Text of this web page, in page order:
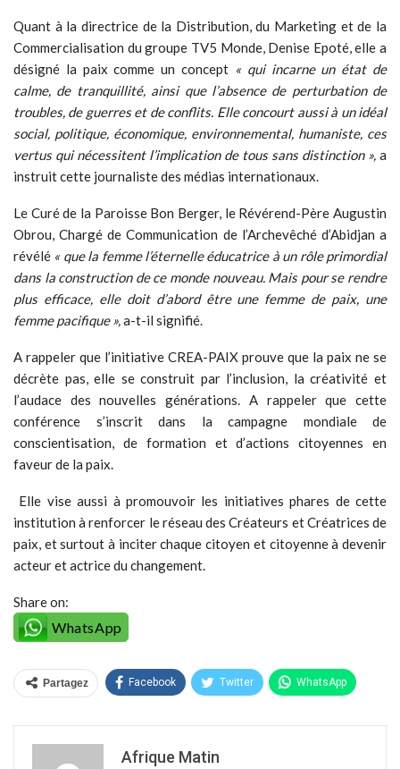
Quant à la directrice de la Distribution, du Marketing et de la
Commercialisation du groupe TV5 Monde, Denise Epoté, elle a
désigné la paix comme un concept « qui incarne un état de
calme, de tranquillité, ainsi que l’absence de perturbation de
troubles, de guerres et de conflits. Elle concourt aussi à un idéal
social, politique, économique, environnemental, humaniste, ces
vertus qui nécessitent l’implication de tous sans distinction », a
instruit cette journaliste des médias internationaux.
Le Curé de la Paroisse Bon Berger, le Révérend-Père Augustin
Obrou, Chargé de Communication de l’Archevêché d’Abidjan a
révélé « que la femme l’éternelle éducatrice à un rôle primordial
dans la construction de ce monde nouveau. Mais pour se rendre
plus efficace, elle doit d’abord être une femme de paix, une
femme pacifique »,a-t-il signifié.
A rappeler que l’initiative CREA-PAIX prouve que la paix ne se
décrète pas, elle se construit par l’inclusion, la créativité et
l’audace des nouvelles générations. A rappeler que cette
conférence s’inscrit dans la campagne mondiale de
conscientisation, de formation et d’actions citoyennes en
faveur de la paix.
Elle vise aussi à promouvoir les initiatives phares de cette
institution à renforcer le réseau des Créateurs et Créatrices de
paix, et surtout à inciter chaque citoyen et citoyenne à devenir
acteur et actrice du changement.
Share on:
WhatsApp
Partagez Facebook Twitter WhatsApp
Afrique Matin